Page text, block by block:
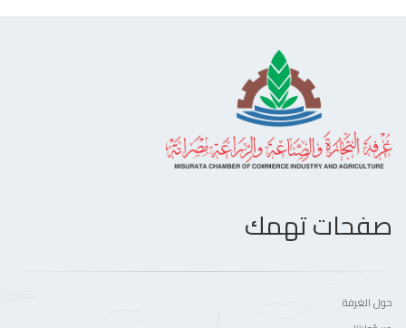
صفحات تهمك
حول الغرفة